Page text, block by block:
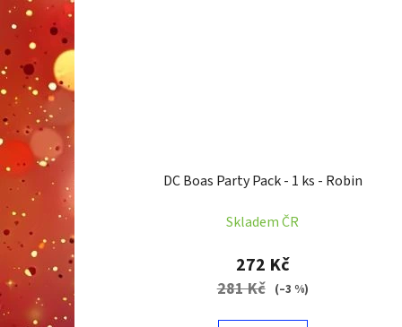
DC Boas Party Pack - 1 ks - Robin
Skladem ČR
272 Kč
281 Kč (–3 %)